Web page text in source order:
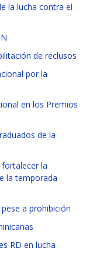
la lucha contra el
de reclusos
por la
en los Premios
de la
fortalecer la
la temporada
a prohibición
RD en lucha